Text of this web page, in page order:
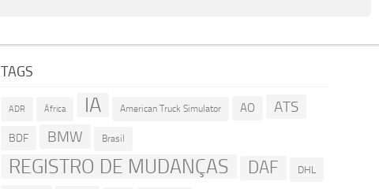
TAGS
ADR África IA American Truck Simulator AO ATS
BDF BMW Brasil
REGISTRO DE MUDANÇAS DAF DHL